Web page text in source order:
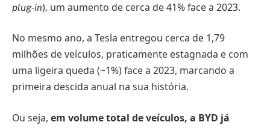
plug‑in), um aumento de cerca de 41% face a 2023.
No mesmo ano, a Tesla entregou cerca de 1,79
milhões de veículos, praticamente estagnada e com
uma ligeira queda (~1%) face a 2023, marcando a
primeira descida anual na sua história.
Ou seja, em volume total de veículos, a BYD já